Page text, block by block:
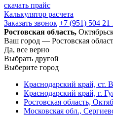
скачать прайс
Калькулятор расчета
Заказать звонок +7 (951) 504 21
Ростовская область,
Ваш город — Ростовская
Да, все верно
Выбрать другой
Выберите город
Краснодарский край, ст.
Краснодарский край, г.
Ростовская область,
Московская обл.,